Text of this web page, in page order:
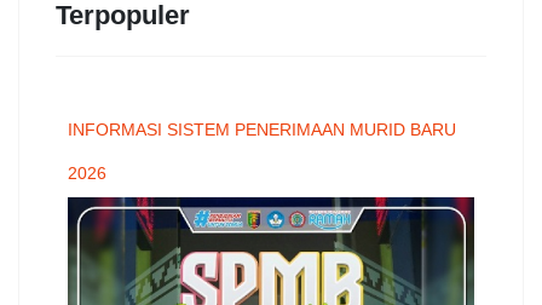
Terpopuler
INFORMASI SISTEM PENERIMAAN MURID BARU
2026